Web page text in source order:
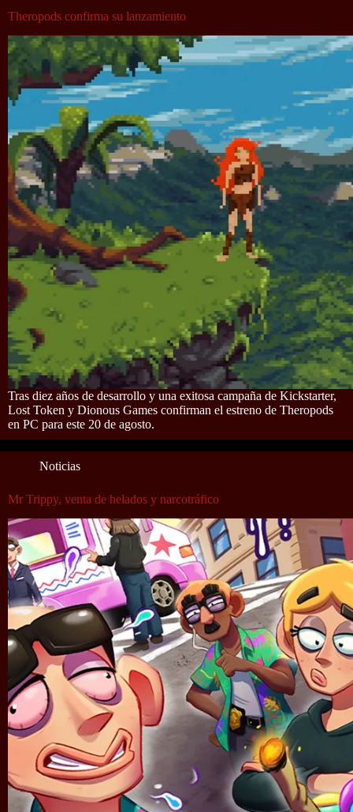
Theropods confirma su lanzamiento
Tras diez años de desarrollo y una exitosa campaña de Kickstarter,
Lost Token y Dionous Games confirman el estreno de Theropods
en PC para este 20 de agosto.
Noticias
Mr Trippy, venta de helados y narcotráfico